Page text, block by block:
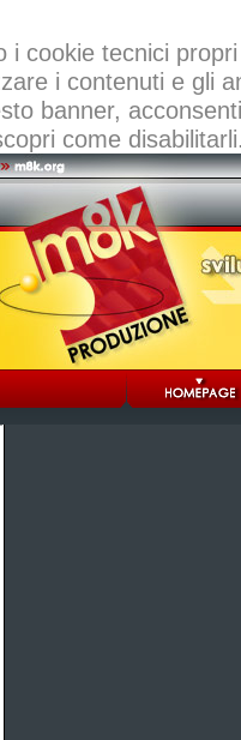
i cookie tecnici
i contenuti e gli
banner,
come